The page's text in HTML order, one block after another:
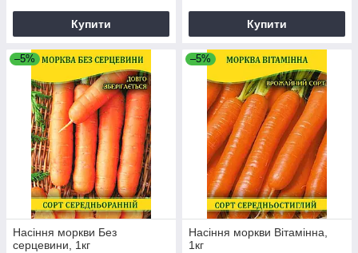
Купити Купити
–5%
Насіння моркви Без
серцевини, 1кг
–5%
Насіння моркви Вітамінна,
1кг